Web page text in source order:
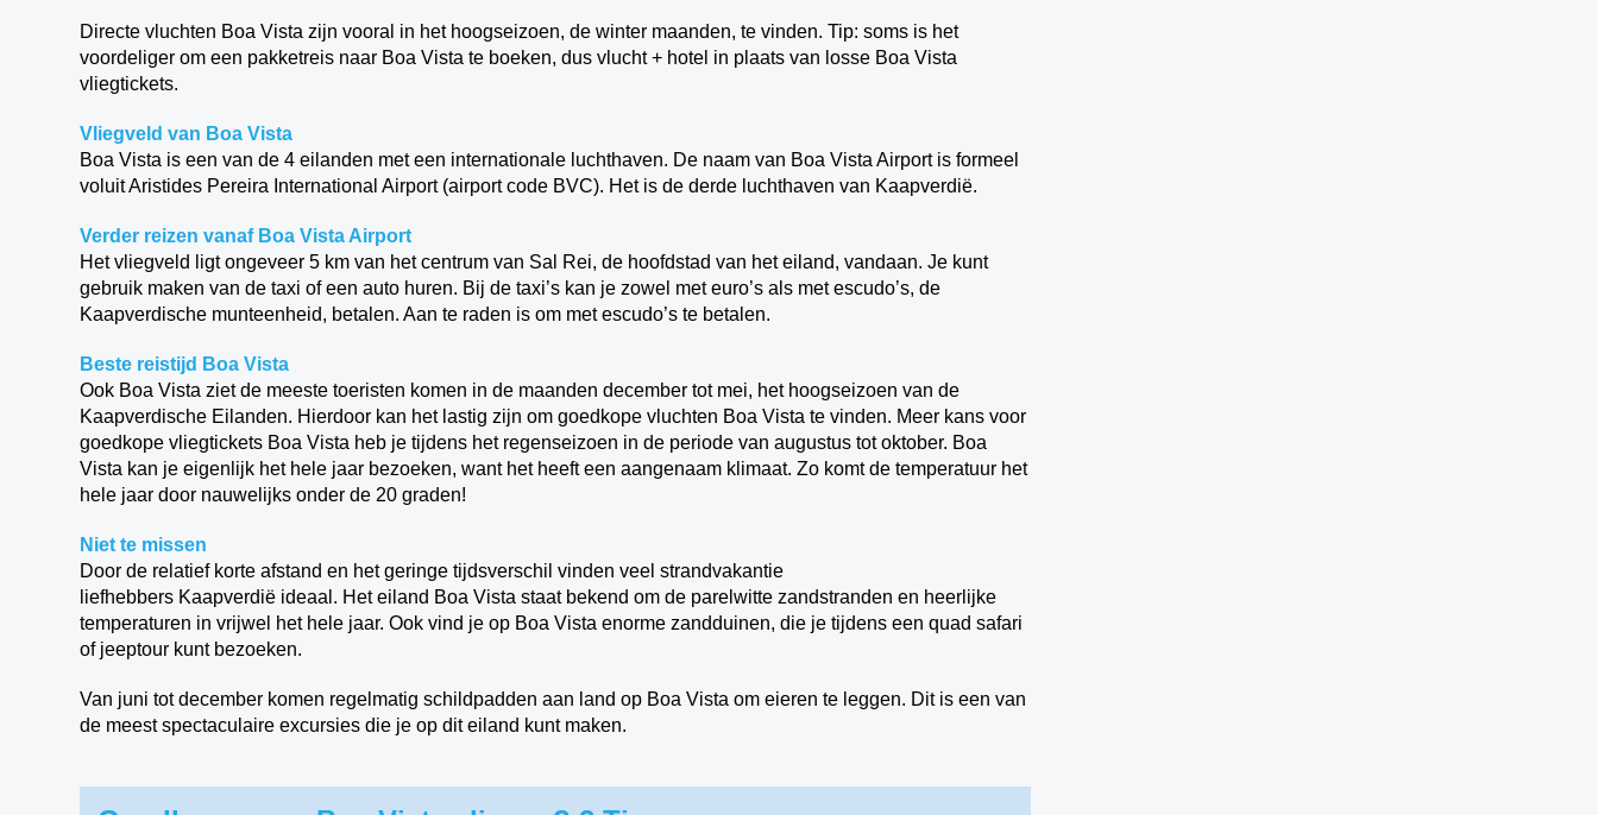
Directe vluchten Boa Vista zijn vooral in het hoogseizoen, de winter maanden, te vinden. Tip: soms is het
voordeliger om een pakketreis naar Boa Vista te boeken, dus vlucht + hotel in plaats van losse Boa Vista
vliegtickets.
Vliegveld van Boa Vista
Boa Vista is een van de 4 eilanden met een internationale luchthaven. De naam van Boa Vista Airport is formeel
voluit Aristides Pereira International Airport (airport code BVC). Het is de derde luchthaven van Kaapverdië.
Verder reizen vanaf Boa Vista Airport
Het vliegveld ligt ongeveer 5 km van het centrum van Sal Rei, de hoofdstad van het eiland, vandaan. Je kunt
gebruik maken van de taxi of een auto huren. Bij de taxi’s kan je zowel met euro’s als met escudo’s, de
Kaapverdische munteenheid, betalen. Aan te raden is om met escudo’s te betalen.
Beste reistijd Boa Vista
Ook Boa Vista ziet de meeste toeristen komen in de maanden december tot mei, het hoogseizoen van de
Kaapverdische Eilanden. Hierdoor kan het lastig zijn om goedkope vluchten Boa Vista te vinden. Meer kans voor
goedkope vliegtickets Boa Vista heb je tijdens het regenseizoen in de periode van augustus tot oktober. Boa
Vista kan je eigenlijk het hele jaar bezoeken, want het heeft een aangenaam klimaat. Zo komt de temperatuur het
hele jaar door nauwelijks onder de 20 graden!
Niet te missen
Door de relatief korte afstand en het geringe tijdsverschil vinden veel strandvakantie
liefhebbers Kaapverdië ideaal. Het eiland Boa Vista staat bekend om de parelwitte zandstranden en heerlijke
temperaturen in vrijwel het hele jaar. Ook vind je op Boa Vista enorme zandduinen, die je tijdens een quad safari
of jeeptour kunt bezoeken.
Van juni tot december komen regelmatig schildpadden aan land op Boa Vista om eieren te leggen. Dit is een van
de meest spectaculaire excursies die je op dit eiland kunt maken.